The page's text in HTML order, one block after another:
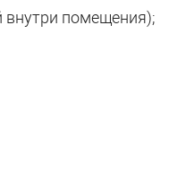
внутри помещения);